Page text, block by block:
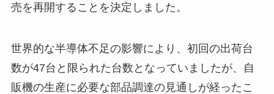
売を再開することを決定しました。
世界的な半導体不足の影響により、初回の出荷台
数が47台と限られた台数となっていましたが、自
販機の生産に必要な部品調達の見通しが経ったこ